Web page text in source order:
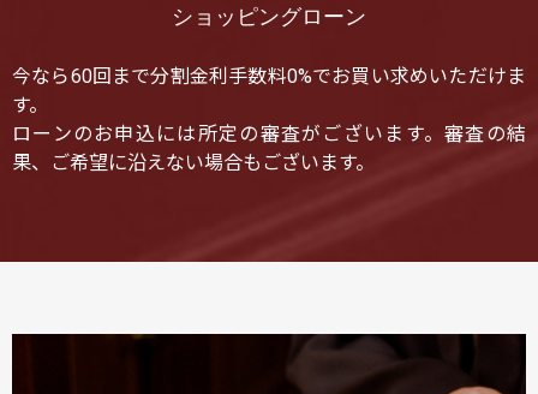
ショッピングローン
今なら60回まで分割金利手数料0%でお買い求めいただけま
す。
ローンのお申込には所定の審査がございます。審査の結
果、ご希望に沿えない場合もございます。